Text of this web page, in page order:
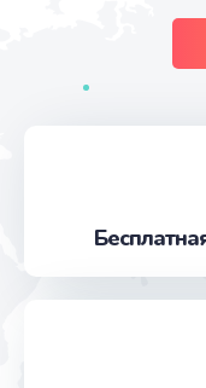
Исправление